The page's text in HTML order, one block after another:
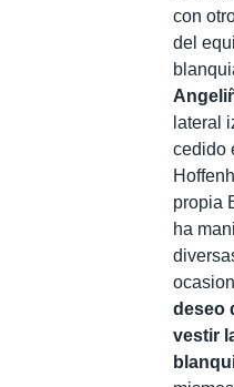
con
del
lateral
cedido
propia
ha
deseo
vestir